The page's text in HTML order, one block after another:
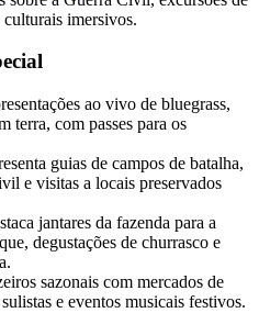
imersivos.
ao vivo de bluegrass,
terra, com passes para os
guias de campos de batalha,
e visitas a locais preservados
jantares da fazenda para a
degustações de churrasco e
sazonais com mercados de
e eventos musicais festivos.